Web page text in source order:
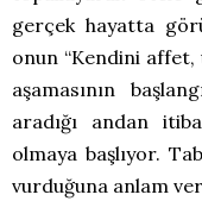
gerçek hayatta
onun “Kendini affet,
aşamasının
aradığı andan
olmaya başlıyor.
vurduğuna anlam